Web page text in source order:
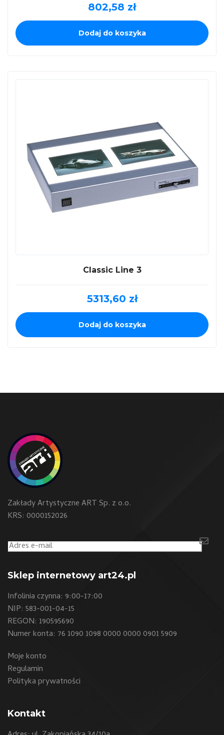
802,58 zł
Dodaj do koszyka
Classic Line 3
5313,60 zł
Dodaj do koszyka
Zakłady Artystyczne ART Sp. z o.o.
KRS: 0000152026
Sklep internetowy art24.pl
Infolinia czynna: 9:00-17:00
NIP: 583-001-04-15
REGON: 190595690
Numer konta: 76 1090 1098 0000 0000 0901 5909
Moje konto
Regulamin
Polityka prywatności
Kontakt